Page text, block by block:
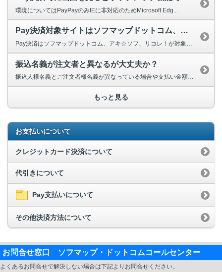
環境についてはPayPayのみIEに非対応のためMicrosoft Edg...
Pay決済対象サイトはソフマップドットコム、アキ☆ソフ、リコレ！ですか？
Pay決済はソフマップドットコム、アキ☆ソフ、リコレ！が対象です。
振込名義が注文者と異なるが大丈夫か？
振込人様名義とご注文者様名義が異なっている場合や支払い金額を誤ってご入...
もっと見る
お支払いについて
クレジットカード決済について
代引きについて
Pay支払いについて
その他決済方法について
お問合せ窓口 ソフマップ・ドットコムコールセンター
よくあるお問合せで解決しない場合は下記よりお問合せください。